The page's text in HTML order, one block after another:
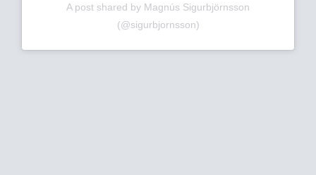
A post shared by Magnús Sigurbjörnsson
(@sigurbjornsson)